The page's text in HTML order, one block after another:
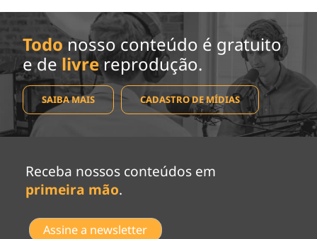
Todo nosso conteúdo é gratuito
e de livrereprodução.
SAIBA MAIS CADASTRO DE MÍDIAS
Receba nossos conteúdos em
primeira mão.
Assine a newsletter